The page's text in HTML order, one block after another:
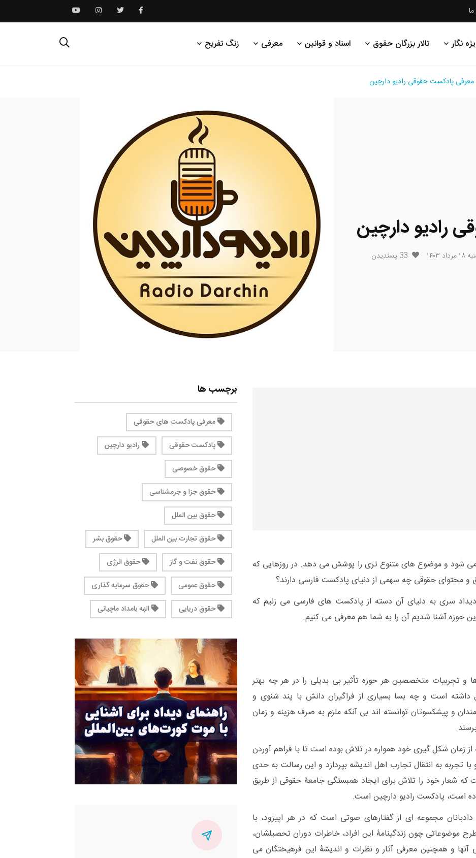
نگار تالار بزرگان حقوق اسناد و قوانین معرفی زنگ تفریح
معرفی پادکست حقوقی رادیو دارچین
رادیو دارچین
۱۴۰۳ 33 پسندیدن
می شود و موضوع های متنوع تری را پوشش می دهد. در روزهایی که
و محتوای حقوقی چه سهمی از دنیای پادکست فارسی دارند؟
سری به دنیای آن دسته از پادکست های فارسی می زنیم که
حوزه آشنا شدیم آن را به شما هم معرفی می کنیم.
و تجربیات متخصصین هر حوزه تأثیر بی بدیلی را در هر چه بهتر
داشته است و چه بسا بسیاری از فراگیران دانش با پند شنوی و
و پیشکسوتان توانسته اند بی آنکه ملزم به صرف هزینه و زمان
زمان شکل گیری خود همواره در تلاش بوده است تا با فراهم آوردن
تجربه به انتقال تجارب اهل اندیشه بپردازد و این رسالت به حدی
که شعار خود را تلاش برای ایجاد همبستگی جامعۀ حقوقی از طریق
است، پادکست رادیو دارچین است.
دادبانان مجموعه ای از گفتارهای صوتی است که در هر اپیزود، با
موضوعاتی چون زندگینامۀ این افراد، خاطرات دوران تحصیلشان،
و همچنین معرفی آثار و نظرات و اندیشۀ این فرهیختگان می
برچسب ها
معرفی پادکست های حقوقی
پادکست حقوقی
رادیو دارچین
حقوق خصوصی
حقوق جزا و جرمشناسی
حقوق بین الملل
حقوق تجارت بین الملل
حقوق بشر
حقوق نفت و گاز
حقوق انرژی
حقوق عمومی
حقوق سرمایه گذاری
حقوق دریایی
الهه بامداد ماچیانی